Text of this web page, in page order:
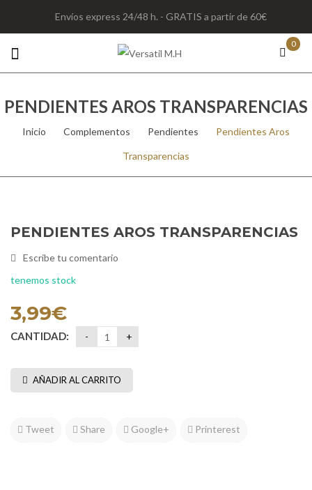
Envíos express 24/48 h. - GRATIS a partir de 60€
0
PENDIENTES AROS TRANSPARENCIAS
Inicio Complementos Pendientes Pendientes Aros
Transparencias
PENDIENTES AROS TRANSPARENCIAS
Escribe tu comentario
tenemos stock
3,99€
CANTIDAD:
AÑADIR AL CARRITO
Tweet Share Google+ Printerest